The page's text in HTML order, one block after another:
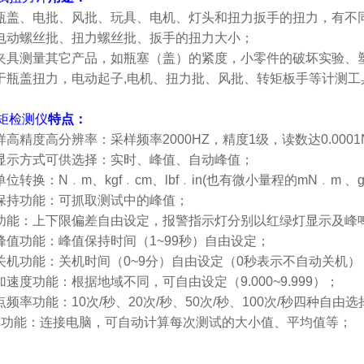
盖、电批、风批、玩具、电机、灯头和扭力扳手的扭力，有
动螺丝批、扭力螺丝批、扳手的扭力大小；
具测量其它产品，如瓶塞（盖）的紧度，小零件的破坏实验、
瓶盖扭力，电动起子,电机、扭力批、风批、转矩板手等计测
检测仪特点：
高精度高分辨率：采样频率2000HZ，精度1级，读数达
示方式可供选择：实时、峰值、自动峰值；
位转换：N﹒m、kgf﹒cm、lbf﹒in(也有微小量程的mN﹒m 、
持功能：可抓取测试中的峰值；
能：上下限偏差自由设定，报警指示灯分别以红绿灯显示及峰
值功能：峰值保持时间（1~99秒）自由设定；
机功能：关机时间（0~9分）自由设定（0秒表示不自动关机）
速度功能：根据地域不同，可自由设定（9.000~9.999）；
频率功能：10次/秒、20次/秒、50次/秒、100次/秒四种自由选
能：连接电脑，可自动计算每次测试的大小值、平均值等；